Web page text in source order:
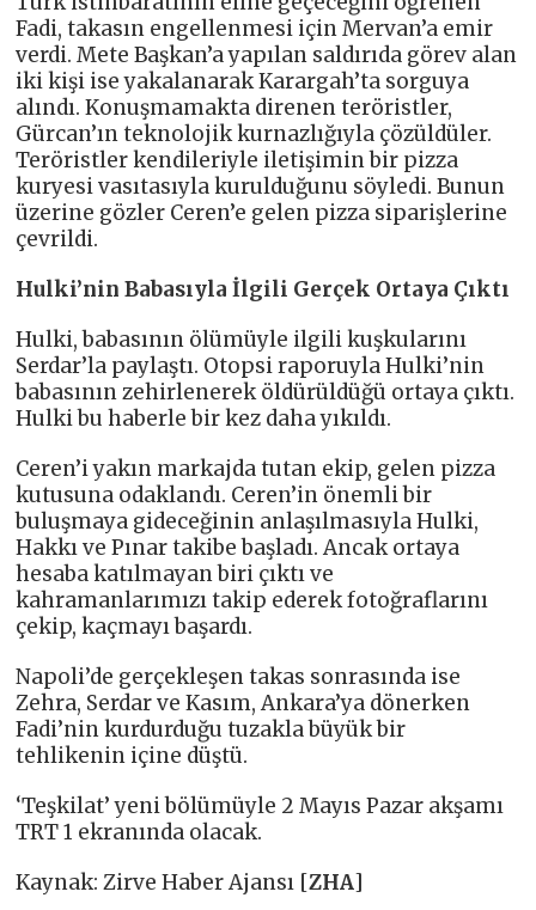
Fadi, takasın engellenmesi için Mervan’a emir
verdi. Mete Başkan’a yapılan saldırıda görev alan
iki kişi ise yakalanarak Karargah’ta sorguya
alındı. Konuşmamakta direnen teröristler,
Gürcan’ın teknolojik kurnazlığıyla çözüldüler.
Teröristler kendileriyle iletişimin bir pizza
kuryesi vasıtasıyla kurulduğunu söyledi. Bunun
üzerine gözler Ceren’e gelen pizza siparişlerine
çevrildi.
Hulki’nin Babasıyla İlgili Gerçek Ortaya Çıktı
Hulki, babasının ölümüyle ilgili kuşkularını
Serdar’la paylaştı. Otopsi raporuyla Hulki’nin
babasının zehirlenerek öldürüldüğü ortaya çıktı.
Hulki bu haberle bir kez daha yıkıldı.
Ceren’i yakın markajda tutan ekip, gelen pizza
kutusuna odaklandı. Ceren’in önemli bir
buluşmaya gideceğinin anlaşılmasıyla Hulki,
Hakkı ve Pınar takibe başladı. Ancak ortaya
hesaba katılmayan biri çıktı ve
kahramanlarımızı takip ederek fotoğraflarını
çekip, kaçmayı başardı.
Napoli’de gerçekleşen takas sonrasında ise
Zehra, Serdar ve Kasım, Ankara’ya dönerken
Fadi’nin kurdurduğu tuzakla büyük bir
tehlikenin içine düştü.
‘Teşkilat’ yeni bölümüyle 2 Mayıs Pazar akşamı
TRT 1 ekranında olacak.
Kaynak: Zirve Haber Ajansı [ZHA]